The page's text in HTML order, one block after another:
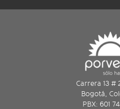
Carrera 13 #
Bogotá,
PBX: 601